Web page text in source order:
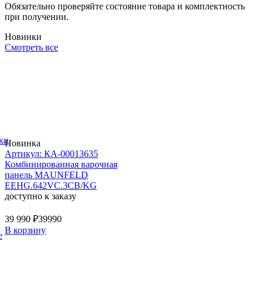
Обязательно проверяйте состояние товара и комплектность
при получении.
Новинки
Смотреть все
Новинка
Артикул: КА-00013635
Комбинированная варочная
панель MAUNFELD
EEHG.642VC.3CB/KG
доступно к заказу
39 990 ₽39990
В корзину